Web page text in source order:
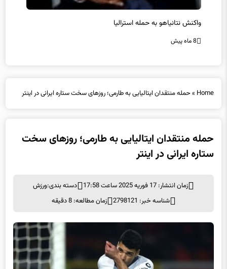
واکنش نتانیاهو به حمله استرالیا
8 ماه پیش
Home
»حمله منتقدان ایتالیایی به طارمی؛ روزهای سخت ستاره ایرانی در اینتر
حمله منتقدان ایتالیایی به طارمی؛ روزهای سخت
ستاره ایرانی در اینتر
زمان انتشار: 17 فوریه 2025 ساعت 17:58 دسته بندی:ورزش
شناسه خبر: 2798121
زمان مطالعه: 8 دقیقه